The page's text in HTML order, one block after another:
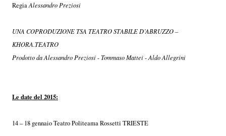
RegiaAlessandro Preziosi
UNA COPRODUZIONE TSA TEATRO STABILE D’ABRUZZO –
KHORA.TEATRO
Prodotto da Alessandro Preziosi - Tommaso Mattei - Aldo Allegrini
Le date del 2015:
14 – 18 gennaio Teatro Politeama Rossetti TRIESTE